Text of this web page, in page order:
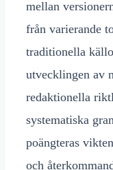
mellan
från varierande
traditionella
utvecklingen av
redaktionella
systematiska
poängteras
och